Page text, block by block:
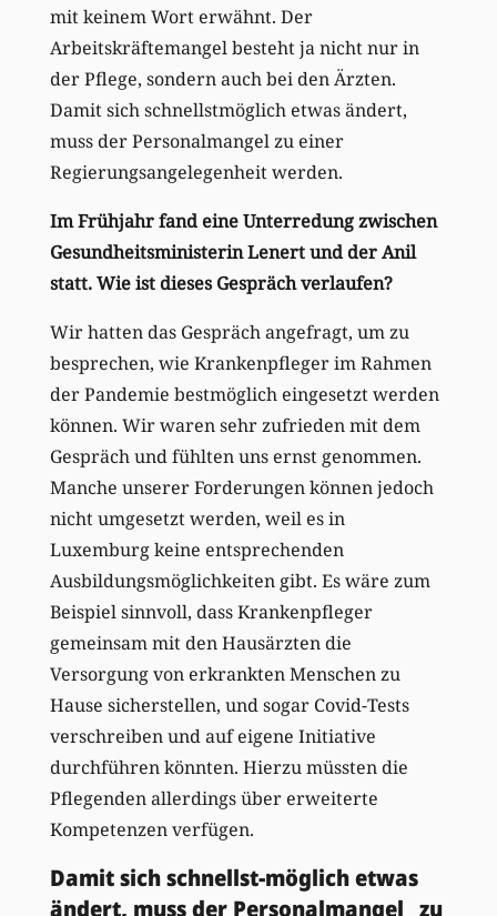
mit keinem Wort erwähnt. Der
Arbeitskräftemangel besteht ja nicht nur in
der Pflege, sondern auch bei den Ärzten.
Damit sich schnellstmöglich etwas ändert,
muss der Personalmangel zu einer
Regierungsangelegenheit werden.
Im Frühjahr fand eine Unterredung zwischen
Gesundheitsministerin Lenert und der Anil
statt. Wie ist dieses Gespräch verlaufen?
Wir hatten das Gespräch angefragt, um zu
besprechen, wie Krankenpfleger im Rahmen
der Pandemie bestmöglich eingesetzt werden
können. Wir waren sehr zufrieden mit dem
Gespräch und fühlten uns ernst genommen.
Manche unserer Forderungen können jedoch
nicht umgesetzt werden, weil es in
Luxemburg keine entsprechenden
Ausbildungsmöglichkeiten gibt. Es wäre zum
Beispiel sinnvoll, dass Krankenpfleger
gemeinsam mit den Hausärzten die
Versorgung von erkrankten Menschen zu
Hause sicherstellen, und sogar Covid-Tests
verschreiben und auf eigene Initiative
durchführen könnten. Hierzu müssten die
Pflegenden allerdings über erweiterte
Kompetenzen verfügen.
Damit sich schnellst-möglich etwas
ändert, muss der Personalmangel zu